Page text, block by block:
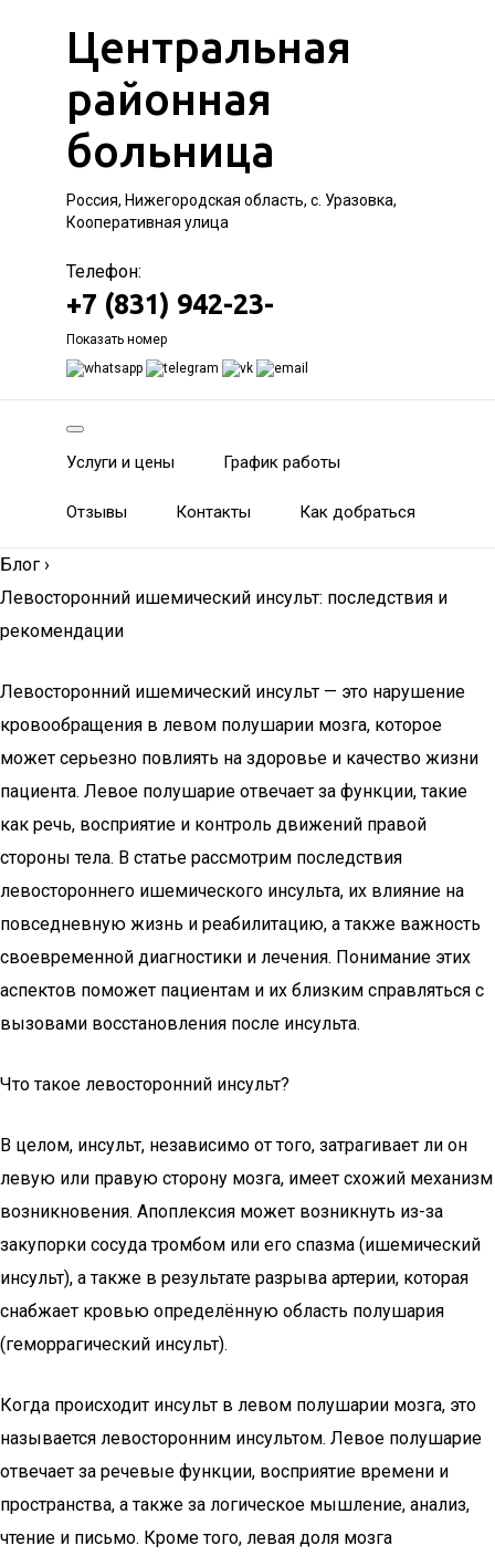
Центральная
районная
больница
Россия, Нижегородская область, с. Уразовка,
Кооперативная улица
Телефон:
+7 (831) 942-23-
Показать номер
Услуги и цены График работы
Отзывы Контакты Как добраться
Блог ›
Левосторонний ишемический инсульт: последствия и
рекомендации
Левосторонний ишемический инсульт — это нарушение
кровообращения в левом полушарии мозга, которое
может серьезно повлиять на здоровье и качество жизни
пациента. Левое полушарие отвечает за функции, такие
как речь, восприятие и контроль движений правой
стороны тела. В статье рассмотрим последствия
левостороннего ишемического инсульта, их влияние на
повседневную жизнь и реабилитацию, а также важность
своевременной диагностики и лечения. Понимание этих
аспектов поможет пациентам и их близким справляться с
вызовами восстановления после инсульта.
Что такое левосторонний инсульт?
В целом, инсульт, независимо от того, затрагивает ли он
левую или правую сторону мозга, имеет схожий механизм
возникновения. Апоплексия может возникнуть из-за
закупорки сосуда тромбом или его спазма (ишемический
инсульт), а также в результате разрыва артерии, которая
снабжает кровью определённую область полушария
(геморрагический инсульт).
Когда происходит инсульт в левом полушарии мозга, это
называется левосторонним инсультом. Левое полушарие
отвечает за речевые функции, восприятие времени и
пространства, а также за логическое мышление, анализ,
чтение и письмо. Кроме того, левая доля мозга